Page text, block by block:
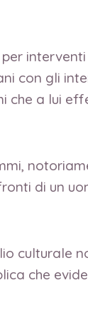
con gli
a lui
di un
culturale
che